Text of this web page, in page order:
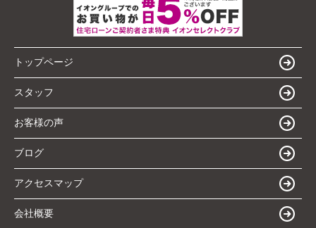
トップページ
スタッフ
お客様の声
ブログ
アクセスマップ
会社概要